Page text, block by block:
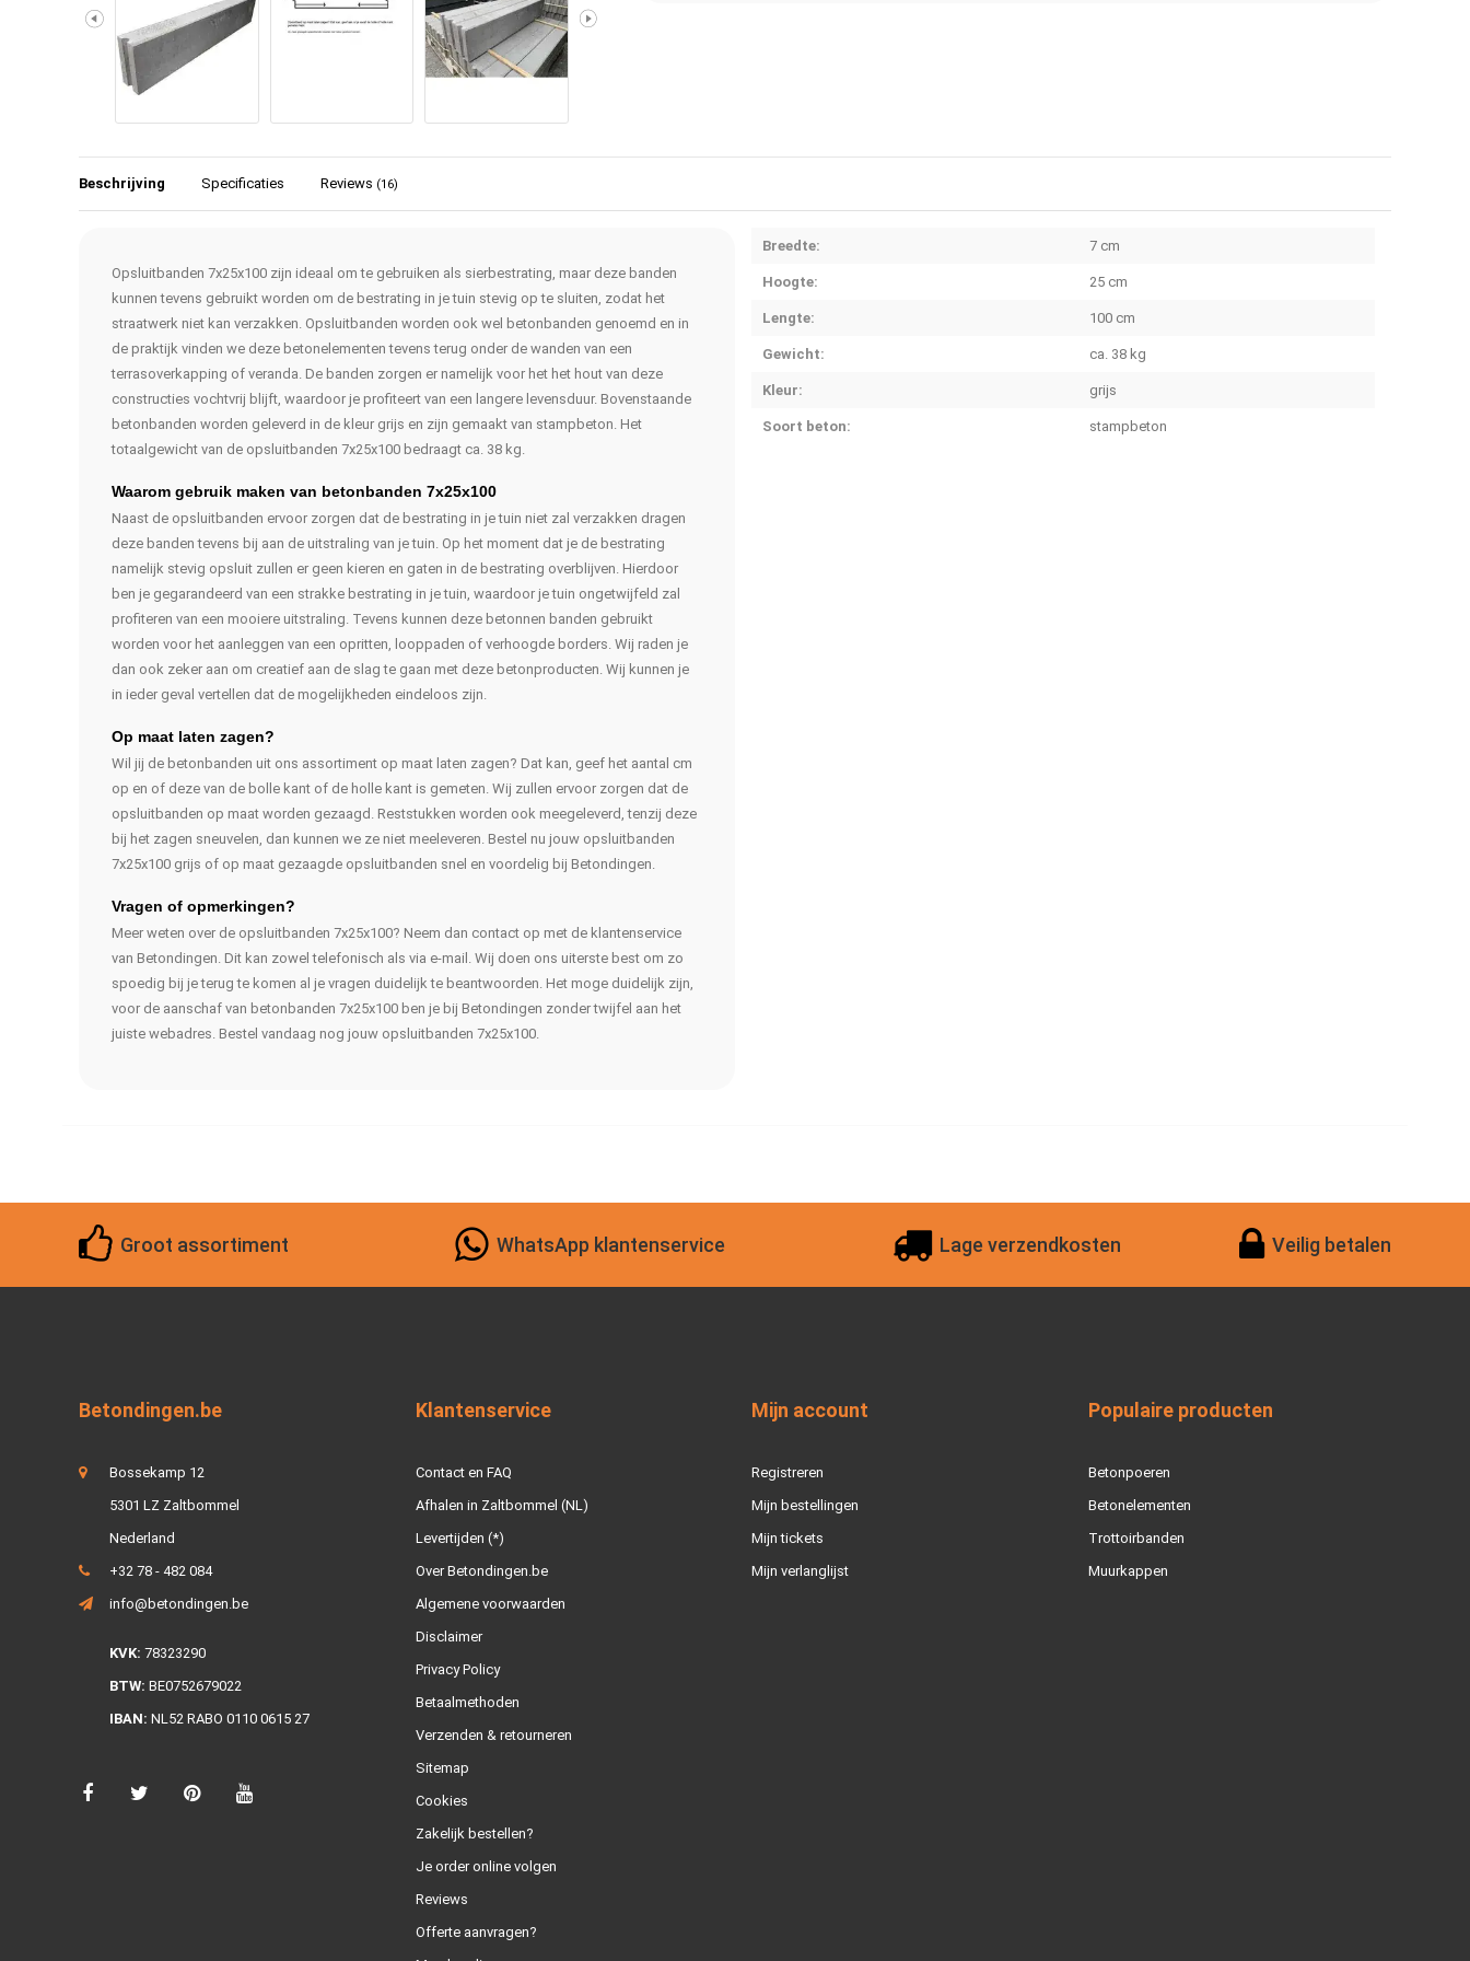
Beschrijving Specificaties Reviews (16)
Opsluitbanden 7x25x100 zijn ideaal om te gebruiken als sierbestrating, maar deze banden
kunnen tevens gebruikt worden om de bestrating in je tuin stevig op te sluiten, zodat het
straatwerk niet kan verzakken. Opsluitbanden worden ook wel betonbanden genoemd en in
de praktijk vinden we deze betonelementen tevens terug onder de wanden van een
terrasoverkapping of veranda. De banden zorgen er namelijk voor het het hout van deze
constructies vochtvrij blijft, waardoor je profiteert van een langere levensduur. Bovenstaande
betonbanden worden geleverd in de kleur grijs en zijn gemaakt van stampbeton. Het
totaalgewicht van de opsluitbanden 7x25x100 bedraagt ca. 38 kg.
Waarom gebruik maken van betonbanden 7x25x100
Naast de opsluitbanden ervoor zorgen dat de bestrating in je tuin niet zal verzakken dragen
deze banden tevens bij aan de uitstraling van je tuin. Op het moment dat je de bestrating
namelijk stevig opsluit zullen er geen kieren en gaten in de bestrating overblijven. Hierdoor
ben je gegarandeerd van een strakke bestrating in je tuin, waardoor je tuin ongetwijfeld zal
profiteren van een mooiere uitstraling. Tevens kunnen deze betonnen banden gebruikt
worden voor het aanleggen van een opritten, looppaden of verhoogde borders. Wij raden je
dan ook zeker aan om creatief aan de slag te gaan met deze betonproducten. Wij kunnen je
in ieder geval vertellen dat de mogelijkheden eindeloos zijn.
Op maat laten zagen?
Wil jij de betonbanden uit ons assortiment op maat laten zagen? Dat kan, geef het aantal cm
op en of deze van de bolle kant of de holle kant is gemeten. Wij zullen ervoor zorgen dat de
opsluitbanden op maat worden gezaagd. Reststukken worden ook meegeleverd, tenzij deze
bij het zagen sneuvelen, dan kunnen we ze niet meeleveren. Bestel nu jouw opsluitbanden
7x25x100 grijs of op maat gezaagde opsluitbanden snel en voordelig bij Betondingen.
Vragen of opmerkingen?
Meer weten over de opsluitbanden 7x25x100? Neem dan contact op met de klantenservice
van Betondingen. Dit kan zowel telefonisch als via e-mail. Wij doen ons uiterste best om zo
spoedig bij je terug te komen al je vragen duidelijk te beantwoorden. Het moge duidelijk zijn,
voor de aanschaf van betonbanden 7x25x100 ben je bij Betondingen zonder twijfel aan het
juiste webadres. Bestel vandaag nog jouw opsluitbanden 7x25x100.
Breedte: 7 cm
Hoogte: 25 cm
Lengte: 100 cm
Gewicht: ca. 38 kg
Kleur: grijs
Soort beton: stampbeton
Groot assortiment WhatsApp klantenservice Lage verzendkosten Veilig betalen
Betondingen.be
Bossekamp 12
5301 LZ Zaltbommel
Nederland
+32 78 - 482 084
info@betondingen.be
KVK: 78323290
BTW: BE0752679022
IBAN: NL52 RABO 0110 0615 27
Klantenservice
Contact en FAQ
Afhalen in Zaltbommel (NL)
Levertijden (*)
Over Betondingen.be
Algemene voorwaarden
Disclaimer
Privacy Policy
Betaalmethoden
Verzenden & retourneren
Sitemap
Cookies
Zakelijk bestellen?
Je order online volgen
Reviews
Offerte aanvragen?
Mijn account
Registreren
Mijn bestellingen
Mijn tickets
Mijn verlanglijst
Populaire producten
Betonpoeren
Betonelementen
Trottoirbanden
Muurkappen